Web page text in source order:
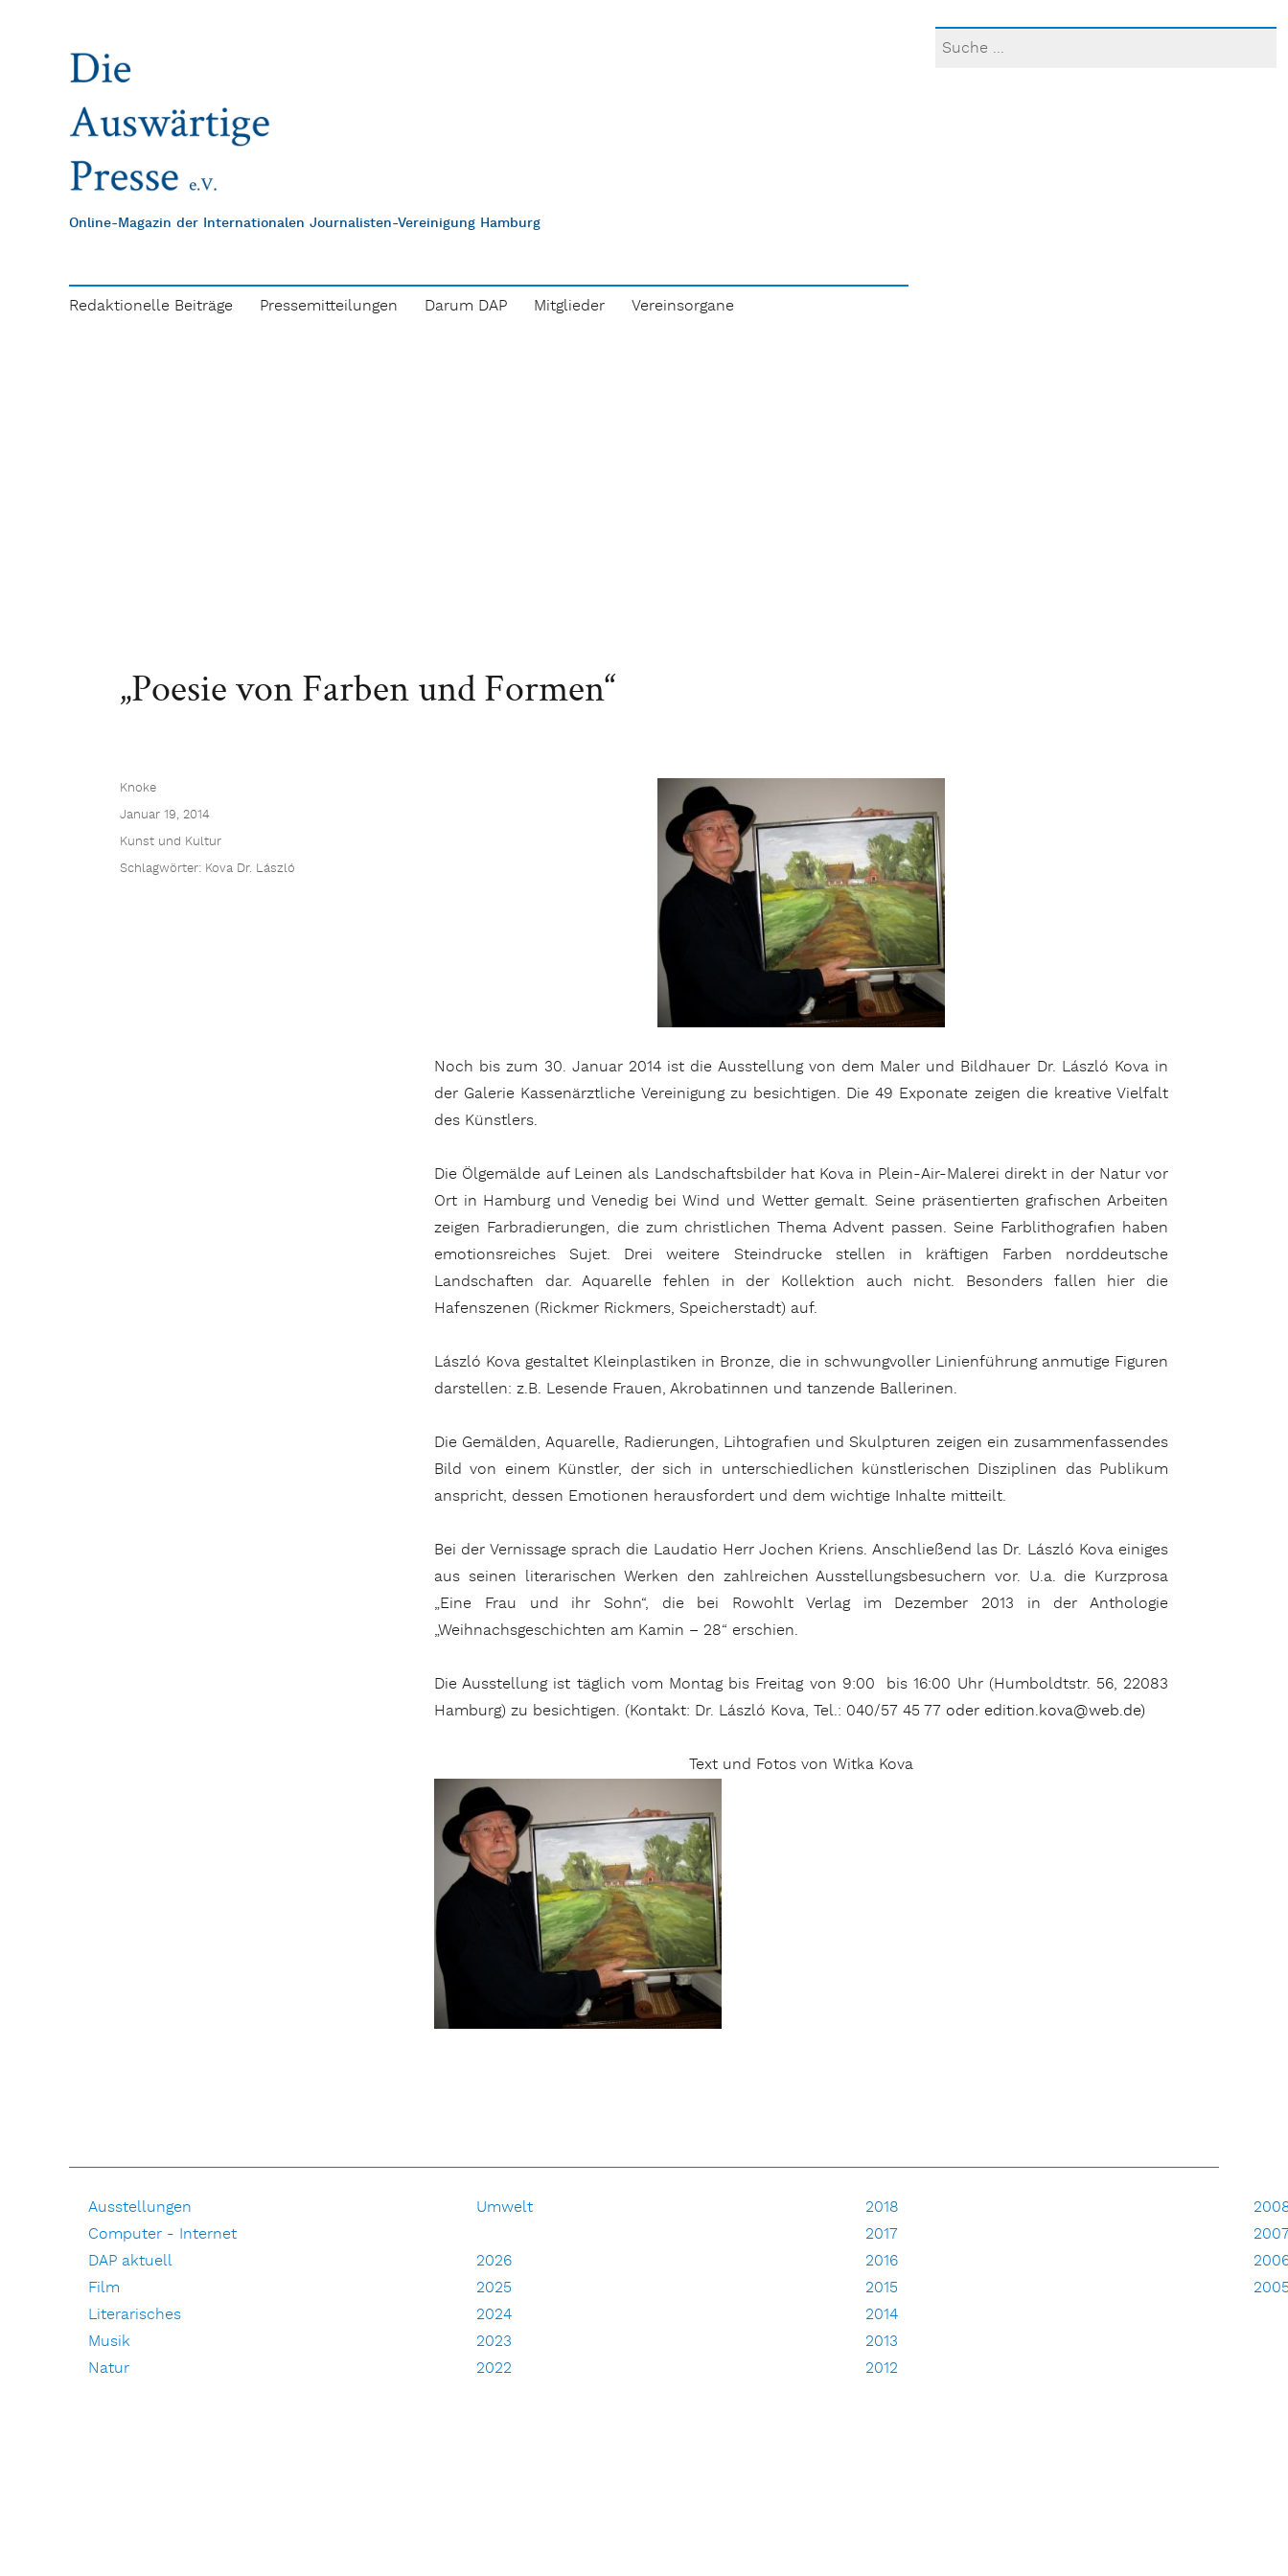
Online-Magazin der Internationalen Journalisten-Vereinigung Hamburg
Redaktionelle Beiträge Pressemitteilungen Darum DAP Mitglieder Vereinsorgane
„Poesie von Farben und Formen“
Noch bis zum 30. Januar 2014 ist die Ausstellung von dem Maler und Bildhauer Dr. László Kova in
der Galerie Kassenärztliche Vereinigung zu besichtigen. Die 49 Exponate zeigen die kreative Vielfalt
des Künstlers.
Die Ölgemälde auf Leinen als Landschaftsbilder hat Kova in Plein-Air-Malerei direkt in der Natur vor
Ort in Hamburg und Venedig bei Wind und Wetter gemalt. Seine präsentierten grafischen Arbeiten
zeigen Farbradierungen, die zum christlichen Thema Advent passen. Seine Farblithografien haben
emotionsreiches Sujet. Drei weitere Steindrucke stellen in kräftigen Farben norddeutsche
Landschaften dar. Aquarelle fehlen in der Kollektion auch nicht. Besonders fallen hier die
Hafenszenen (Rickmer Rickmers, Speicherstadt) auf.
László Kova gestaltet Kleinplastiken in Bronze, die in schwungvoller Linienführung anmutige Figuren
darstellen: z.B. Lesende Frauen, Akrobatinnen und tanzende Ballerinen.
Die Gemälden, Aquarelle, Radierungen, Lihtografien und Skulpturen zeigen ein zusammenfassendes
Bild von einem Künstler, der sich in unterschiedlichen künstlerischen Disziplinen das Publikum
anspricht, dessen Emotionen herausfordert und dem wichtige Inhalte mitteilt.
Bei der Vernissage sprach die Laudatio Herr Jochen Kriens. Anschließend las Dr. László Kova einiges
aus seinen literarischen Werken den zahlreichen Ausstellungsbesuchern vor. U.a. die Kurzprosa
„Eine Frau und ihr Sohn“, die bei Rowohlt Verlag im Dezember 2013 in der Anthologie
„Weihnachsgeschichten am Kamin – 28“ erschien.
Die Ausstellung ist täglich vom Montag bis Freitag von 9:00 bis 16:00 Uhr (Humboldtstr. 56, 22083
Hamburg) zu besichtigen. (Kontakt: Dr. László Kova, Tel.: 040/57 45 77 oder edition.kova@web.de)
Text und Fotos von Witka Kova
Knoke
Januar 19, 2014
Kunst und Kultur
Schlagwörter: Kova Dr. László
Ausstellungen
Computer - Internet
DAP aktuell
Film
Literarisches
Musik
Natur
Umwelt
2026
2025
2024
2023
2022
2018
2017
2016
2015
2014
2013
2012